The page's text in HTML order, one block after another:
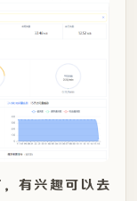
有兴趣可以去